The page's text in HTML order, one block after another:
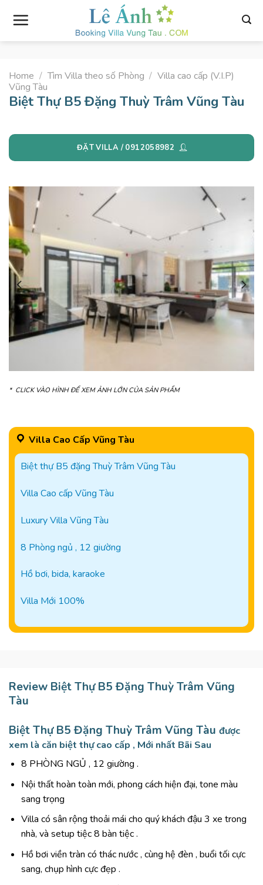
Home / Tìm Villa theo số Phòng / Villa cao cấp (V.I.P)
Vũng Tàu
Biệt Thự B5 Đặng Thuỳ Trâm Vũng Tàu
ĐẶT VILLA / 0912058982
* CLICK VÀO HÌNH ĐỂ XEM ẢNH LỚN CỦA SẢN PHẨM
Villa Cao Cấp Vũng Tàu
Biệt thự B5 đặng Thuỳ Trâm Vũng Tàu
Villa Cao cấp Vũng Tàu
Luxury Villa Vũng Tàu
8 Phòng ngủ , 12 giường
Hồ bơi, bida, karaoke
Villa Mới 100%
Review Biệt Thự B5 Đặng Thuỳ Trâm Vũng
Tàu
Biệt Thự B5 Đặng Thuỳ Trâm Vũng Tàu được
xem là căn biệt thự cao cấp , Mới nhất Bãi Sau
8 PHÒNG NGỦ , 12 giường .
Nội thất hoàn toàn mới, phong cách hiện đại, tone màu
sang trọng
Villa có sân rộng thoải mái cho quý khách đậu 3 xe trong
nhà, và setup tiệc 8 bàn tiệc .
Hồ bơi viền tràn có thác nước , cùng hệ đèn , buổi tối cực
sang, chụp hình cực đẹp .